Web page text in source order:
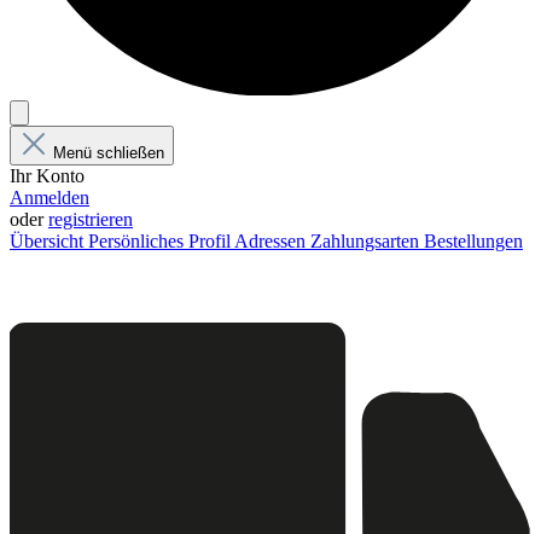
Menü schließen
Ihr Konto
Anmelden
oderregistrieren
Übersicht Persönliches Profil Adressen Zahlungsarten Bestellungen